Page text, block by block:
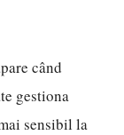
când
gestiona
sensibil la